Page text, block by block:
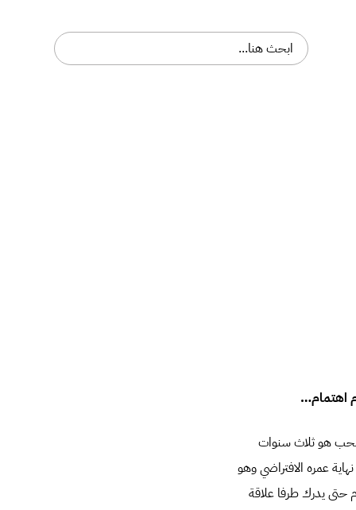
اهتمام…
هو ثلاث سنوات
عمره الافتراضي وهو
حتى يدرك طرفا علاقة